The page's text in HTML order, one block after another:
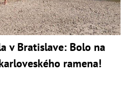
v Bratislave: Bolo na
ramena!